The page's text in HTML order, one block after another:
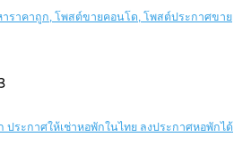
าราคาถูก, โพสต์ขายคอนโด, โพสต์ประกาศขาย
ประกาศให้เช่าหอพักในไทย ลงประกาศหอพักได้